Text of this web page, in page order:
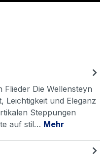
Die Wellensteyn
Leichtigkeit und Eleganz
Steppungen
auf stil… Mehr